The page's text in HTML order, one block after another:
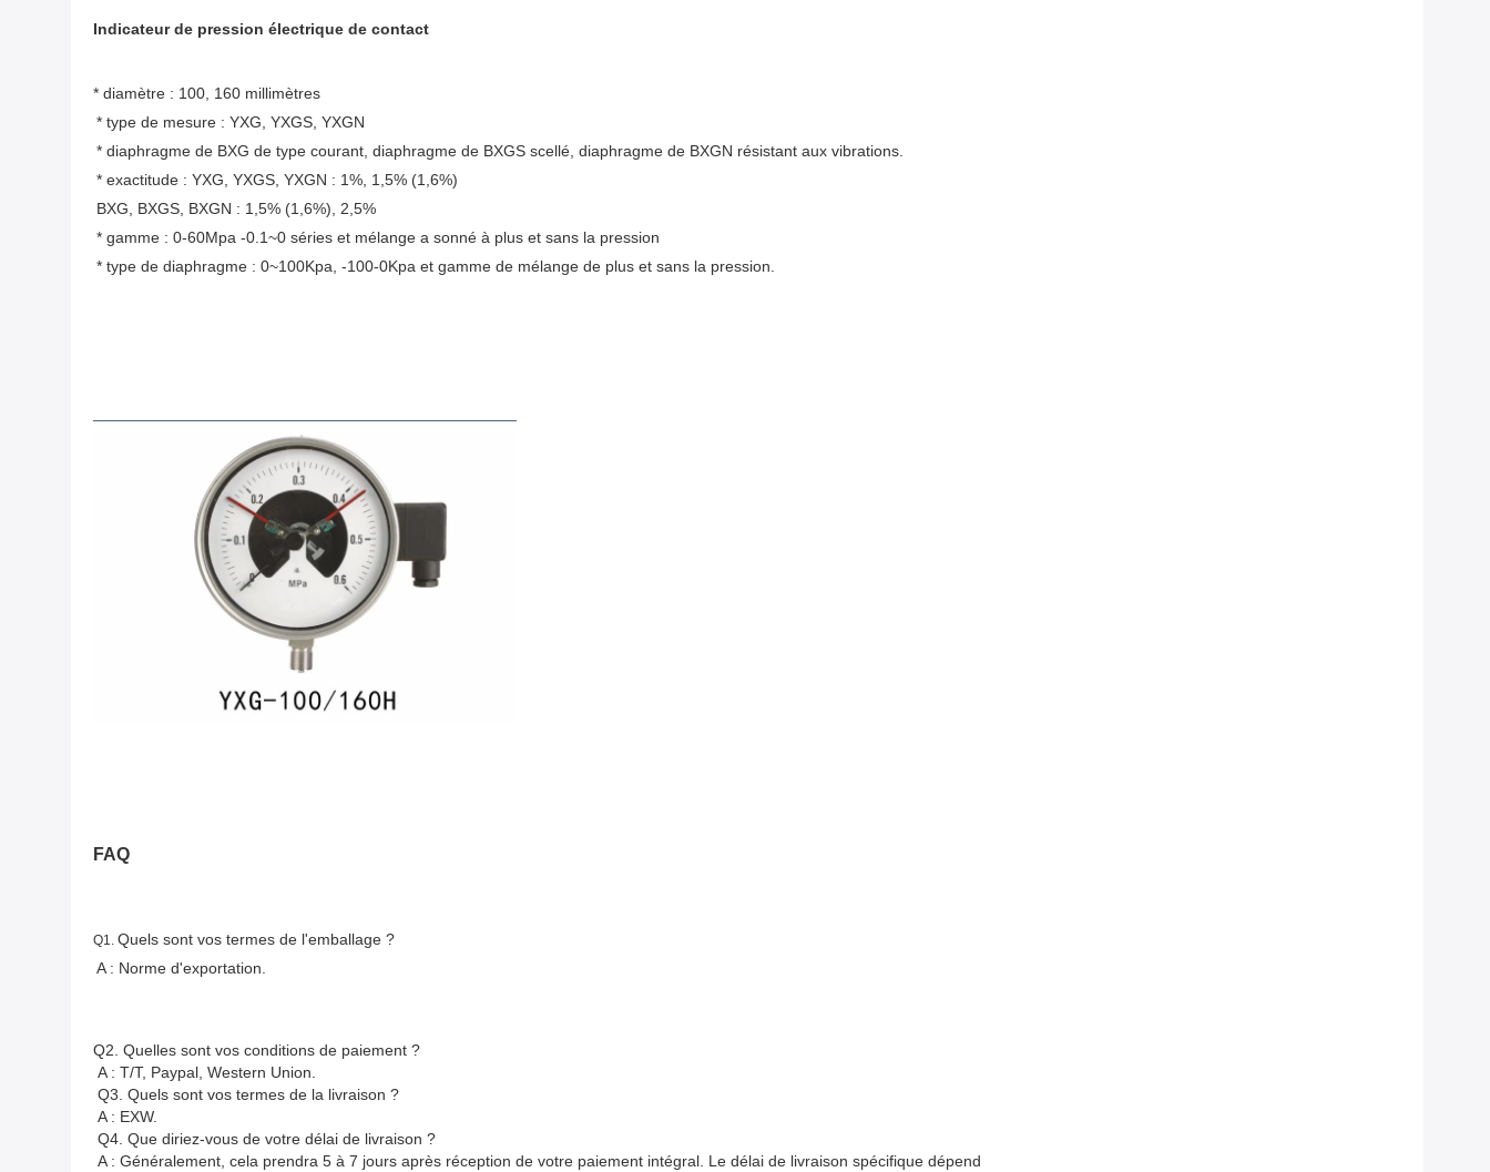
Indicateur de pression électrique de contact
* diamètre : 100, 160 millimètres
* type de mesure : YXG, YXGS, YXGN
* diaphragme de BXG de type courant, diaphragme de BXGS scellé, diaphragme de BXGN résistant aux vibrations.
* exactitude : YXG, YXGS, YXGN : 1%, 1,5% (1,6%)
BXG, BXGS, BXGN : 1,5% (1,6%), 2,5%
* gamme : 0-60Mpa -0.1~0 séries et mélange a sonné à plus et sans la pression
* type de diaphragme : 0~100Kpa, -100-0Kpa et gamme de mélange de plus et sans la pression.
FAQ
Q1. Quels sont vos termes de l'emballage ?
A : Norme d'exportation.
Q2. Quelles sont vos conditions de paiement ?
A : T/T, Paypal, Western Union.
Q3. Quels sont vos termes de la livraison ?
A : EXW.
Q4. Que diriez-vous de votre délai de livraison ?
A : Généralement, cela prendra 5 à 7 jours après réception de votre paiement intégral. Le délai de livraison spécifique dépend